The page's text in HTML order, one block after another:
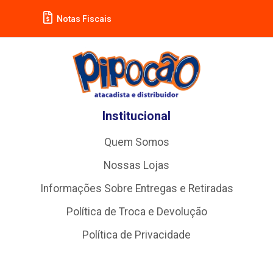
Notas Fiscais
Institucional
Quem Somos
Nossas Lojas
Informações Sobre Entregas e Retiradas
Política de Troca e Devolução
Política de Privacidade